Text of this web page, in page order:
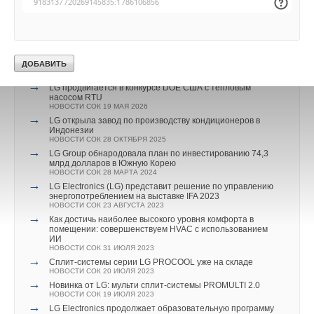
→
LG расширяет присутствие на европейском рынке
тепловых насосов
НОВОСТИ СОК 2 ИЮЛЯ 2026
→
LG продвигается в конкурсе DOE США с тепловым
насосом RTU
НОВОСТИ СОК 19 МАЯ 2026
→
LG открыла завод по производству кондиционеров в
Индонезии
НОВОСТИ СОК 28 ОКТЯБРЯ 2025
→
LG Group обнародовала план по инвестированию 74,3
млрд долларов в Южную Корею
НОВОСТИ СОК 28 МАРТА 2024
→
LG Electronics (LG) представит решение по управлению
энергопотреблением на выставке IFA 2023
НОВОСТИ СОК 23 АВГУСТА 2023
→
Как достичь наиболее высокого уровня комфорта в
помещении: совершенствуем HVAC с использованием
ИИ
НОВОСТИ СОК 31 ИЮЛЯ 2023
→ Cплит-системы серии LG PROCOOL уже на складе
НОВОСТИ СОК 20 ИЮЛЯ 2023
→ Новинка от LG: мульти сплит-системы PROMULTI 2.0
НОВОСТИ СОК 19 ИЮЛЯ 2023
→ LG Electronics продолжает образовательную программу
компаний при поддержке FIEO, Ассоциации Индийских
поддержке ROTOBO, Японской Ассоциации по торговле с
России и Новыми Независимыми Государствами).
Отзывы новых участников
“Мы очень довольны предварительными результатами
нашего первого участия в Aquatherm Moscow. Нам удалось
провести множество встреч не только со специалистами из
Москвы и регионов России, но и из большинства стран СНГ.
Мы получили позитивный отклик на нашу продукцию от
монтажников, оптовиков, импортеров, подрядчиков, а также
от конечных пользователей. Уверены, что наше участие в
Aquatherm Moscow принесёт замечательные результаты!"
— Вайнис Диас, менеджер по экспорту, Rointe (Испания).